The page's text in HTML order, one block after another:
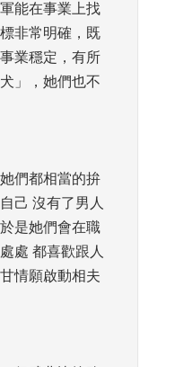
能在事業上找
非常明確，既
業穩定，有所
」，她們也不
們都相當的拚
己 沒有了男人
是她們會在職
處 都喜歡跟人
情願啟動相夫